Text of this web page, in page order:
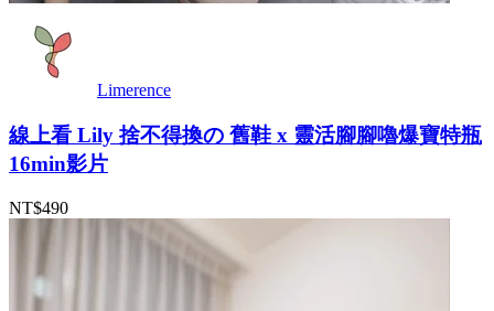
Limerence
線上看 Lily 捨不得換の 舊鞋 x 靈活腳腳嚕爆寶特瓶
16min影片
NT$490